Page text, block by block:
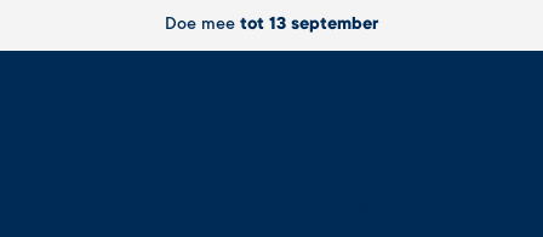
Doe mee tot 13 september